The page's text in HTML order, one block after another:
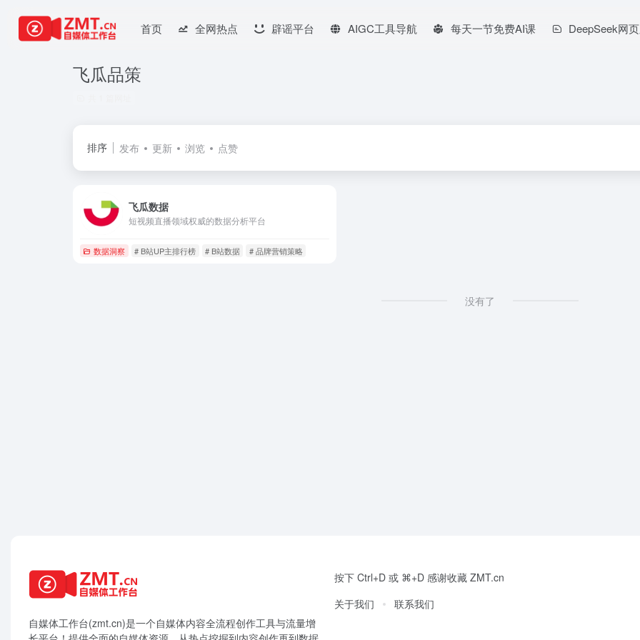
首页 全网热点 辟谣平台 AIGC工具导航 每天一节免费AI课 DeepSeek网
飞瓜品策
排序 发布 更新 浏览 点赞
飞瓜数据
短视频直播领域权威的数据分析平台
数据洞察 # B站UP主排行榜 # B站数据 # 品牌营销策略
没有了
自媒体工作台(zmt.cn)是一个自媒体内容全流程创作工具与流量增
按下 Ctrl+D 或 ⌘+D 感谢收藏 ZMT.cn
关于我们
联系我们